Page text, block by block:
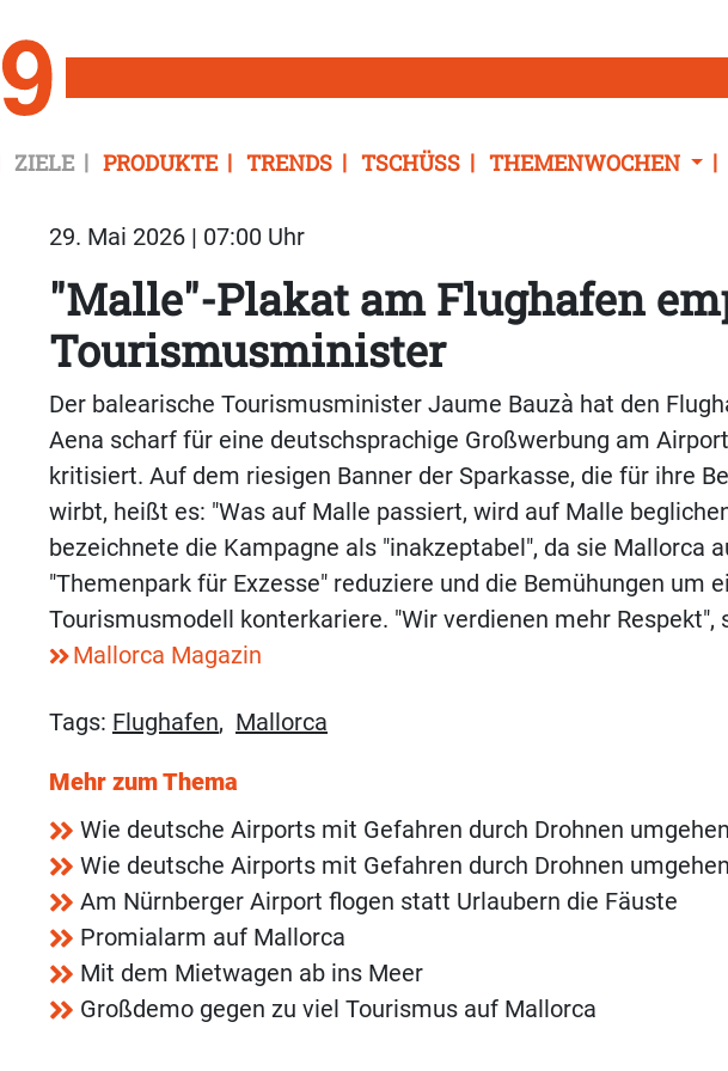
ZIELE PRODUKTE TRENDS TSCHÜSS THEMENWOCHEN
29. Mai 2026 | 07:00 Uhr
"Malle"-Plakat am Flughafen
Tourismusminister
Der balearische Tourismusminister Jaume Bauzà hat den
Aena scharf für eine deutschsprachige Großwerbung am
kritisiert. Auf dem riesigen Banner der Sparkasse, die für ihre
wirbt, heißt es: "Was auf Malle passiert, wird auf Malle
bezeichnete die Kampagne als "inakzeptabel", da sie Mallorca
"Themenpark für Exzesse" reduziere und die Bemühungen um
Tourismusmodell konterkariere. "Wir verdienen mehr Respekt",
Mallorca Magazin
Tags: Flughafen, Mallorca
Mehr zum Thema
Wie deutsche Airports mit Gefahren durch Drohnen umgehen
Wie deutsche Airports mit Gefahren durch Drohnen umgehen
Am Nürnberger Airport flogen statt Urlaubern die Fäuste
Promialarm auf Mallorca
Mit dem Mietwagen ab ins Meer
Großdemo gegen zu viel Tourismus auf Mallorca